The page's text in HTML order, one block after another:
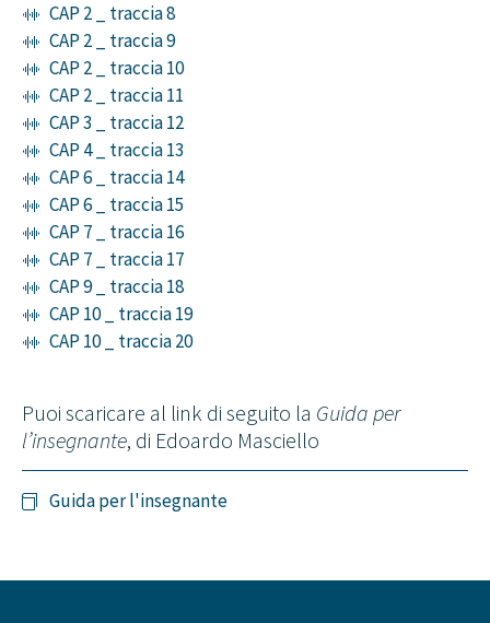
CAP 2 _ traccia 8
CAP 2 _ traccia 9
CAP 2 _ traccia 10
CAP 2 _ traccia 11
CAP 3 _ traccia 12
CAP 4 _ traccia 13
CAP 6 _ traccia 14
CAP 6 _ traccia 15
CAP 7 _ traccia 16
CAP 7 _ traccia 17
CAP 9 _ traccia 18
CAP 10 _ traccia 19
CAP 10 _ traccia 20
Puoi scaricare al link di seguito la Guida per
l’insegnante, di Edoardo Masciello
Guida per l'insegnante